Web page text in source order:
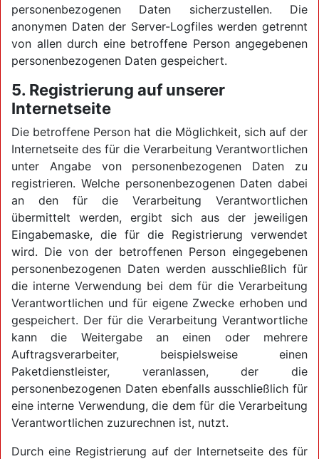
personenbezogenen Daten sicherzustellen. Die
anonymen Daten der Server-Logfiles werden getrennt
von allen durch eine betroffene Person angegebenen
personenbezogenen Daten gespeichert.
5. Registrierung auf unserer
Internetseite
Die betroffene Person hat die Möglichkeit, sich auf der
Internetseite des für die Verarbeitung Verantwortlichen
unter Angabe von personenbezogenen Daten zu
registrieren. Welche personenbezogenen Daten dabei
an den für die Verarbeitung Verantwortlichen
übermittelt werden, ergibt sich aus der jeweiligen
Eingabemaske, die für die Registrierung verwendet
wird. Die von der betroffenen Person eingegebenen
personenbezogenen Daten werden ausschließlich für
die interne Verwendung bei dem für die Verarbeitung
Verantwortlichen und für eigene Zwecke erhoben und
gespeichert. Der für die Verarbeitung Verantwortliche
kann die Weitergabe an einen oder mehrere
Auftragsverarbeiter, beispielsweise einen
Paketdienstleister, veranlassen, der die
personenbezogenen Daten ebenfalls ausschließlich für
eine interne Verwendung, die dem für die Verarbeitung
Verantwortlichen zuzurechnen ist, nutzt.
Durch eine Registrierung auf der Internetseite des für